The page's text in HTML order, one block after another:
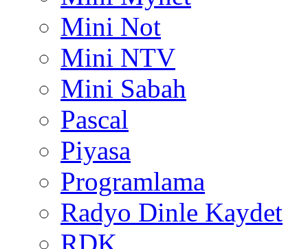
Mini Not
Mini NTV
Mini Sabah
Pascal
Piyasa
Programlama
Radyo Dinle Kaydet